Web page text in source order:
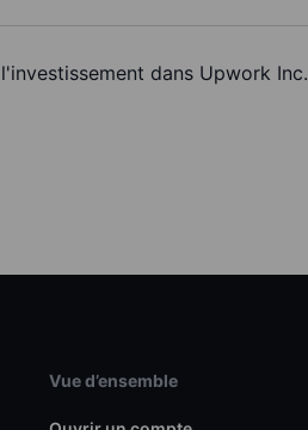
dans Upwork Inc.
Vue d’ensemble